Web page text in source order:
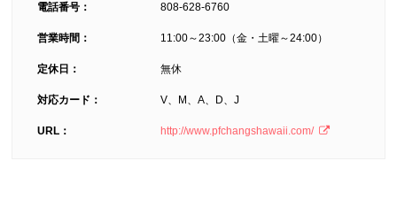
電話番号： 808-628-6760
営業時間： 11:00～23:00（金・土曜～24:00）
定休日： 無休
対応カード： V、M、A、D、J
URL： http://www.pfchangshawaii.com/